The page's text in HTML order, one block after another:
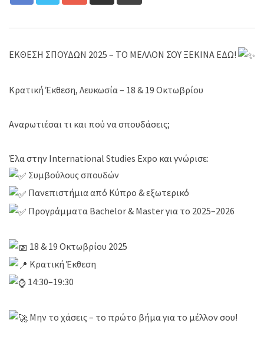
via
ΕΚΘΕΣΗ ΣΠΟΥΔΩΝ 2025 – ΤΟ ΜΕΛΛΟΝ ΣΟΥ ΞΕΚΙΝΑ ΕΔΩ!
Κρατική Έκθεση, Λευκωσία – 18 & 19 Οκτωβρίου
Αναρωτιέσαι τι και πού να σπουδάσεις;
Έλα στην International Studies Expo και γνώρισε:
Συμβούλους σπουδών
Πανεπιστήμια από Κύπρο & εξωτερικό
Προγράμματα Bachelor & Master για το 2025–2026
18 & 19 Οκτωβρίου 2025
Κρατική Έκθεση
14:30–19:30
Μην το χάσεις – το πρώτο βήμα για το μέλλον σου!